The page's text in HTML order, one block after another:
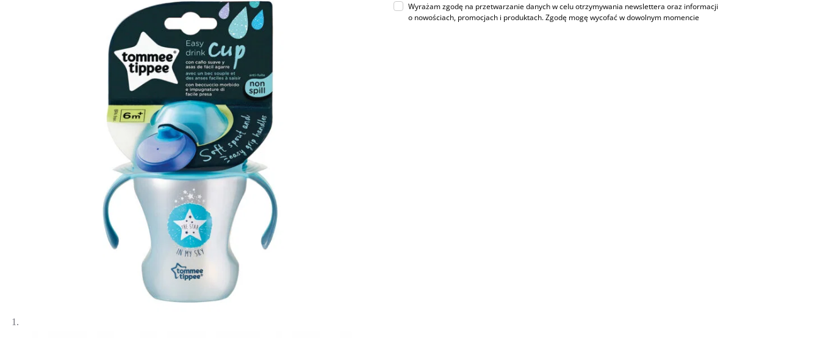
Wyrażam zgodę na przetwarzanie danych w celu otrzymywania newslettera oraz informacji
o nowościach, promocjach i produktach. Zgodę mogę wycofać w dowolnym momencie